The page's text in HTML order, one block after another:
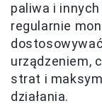
paliwa i
regularnie
urządzeniem,
strat i
działania.